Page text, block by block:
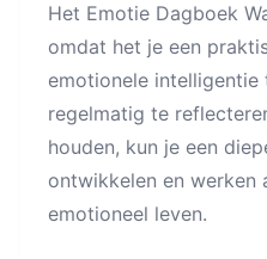
Het Emotie Dagboek
omdat het je een
emotionele
regelmatig te
houden, kun je een
ontwikkelen en werken
emotioneel leven.